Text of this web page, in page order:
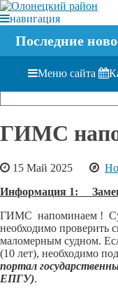
навигация
Последние
Меню сайта
ГИМС
15 Май 2025
Информация 1:
ГИМС напоминаем !
необходимо проверить
маломерным судном.
(10 лет), необходимо
портал
ЕПГУ).